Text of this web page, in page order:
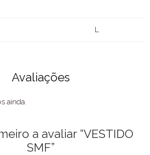
L
Avaliações
ainda.
a avaliar “VESTIDO
SMF”